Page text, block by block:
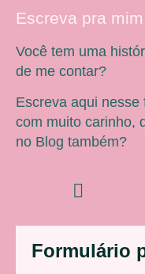
Formulário
Escreva pra
Você tem uma
de me contar?
Escreva aqui
com muito carinho,
no Blog também?